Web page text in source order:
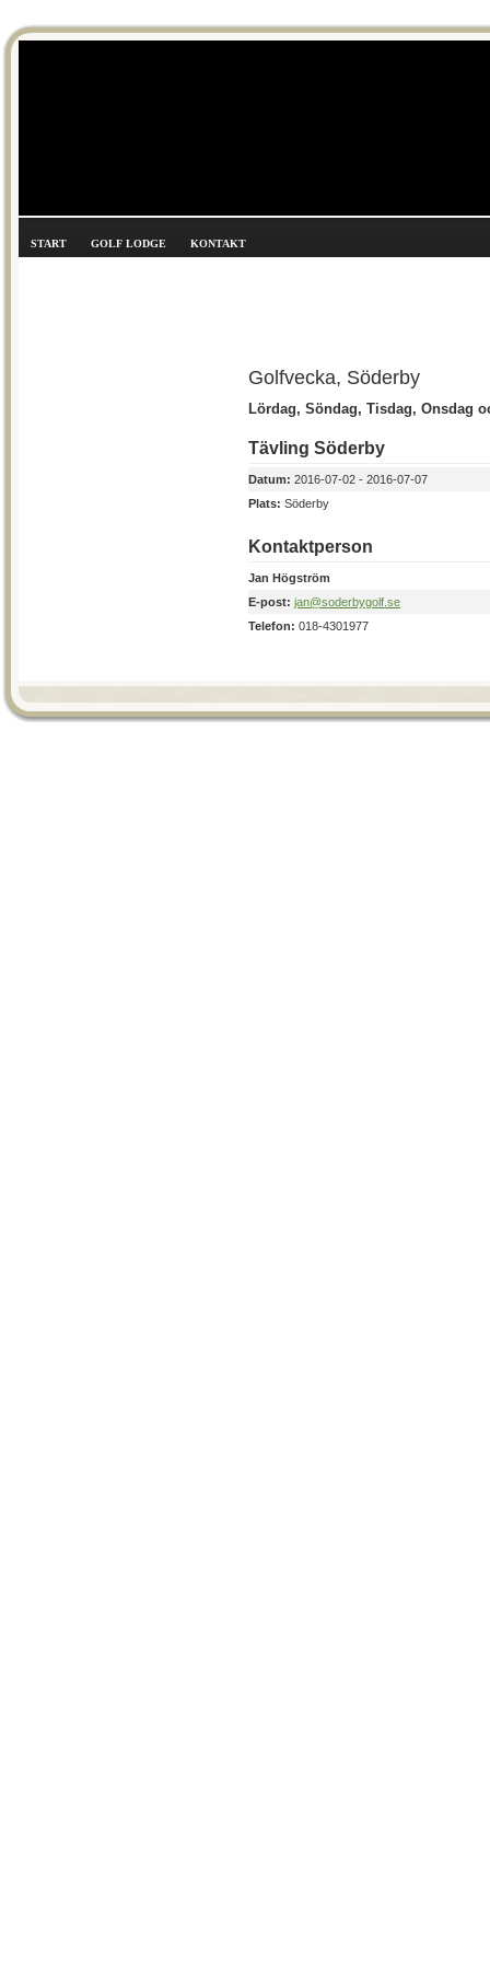
START GOLF LODGE KONTAKT
Golfvecka, Söderby
Lördag, Söndag, Tisdag, Onsdag
Tävling Söderby
Datum: 2016-07-02 - 2016-07-07
Plats: Söderby
Kontaktperson
Jan Högström
E-post: jan@soderbygolf.se
Telefon: 018-4301977